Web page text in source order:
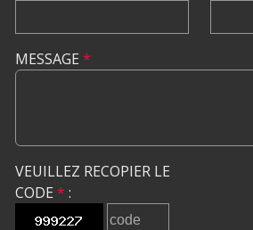
MESSAGE *
VEUILLEZ RECOPIER LE
CODE * :